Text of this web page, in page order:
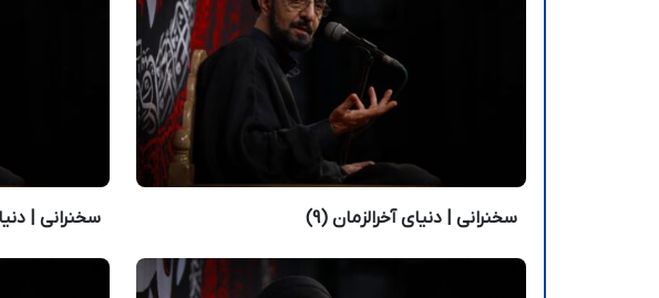
سخنرانی | دنیای آخرالزمان (9) سخنرانی |